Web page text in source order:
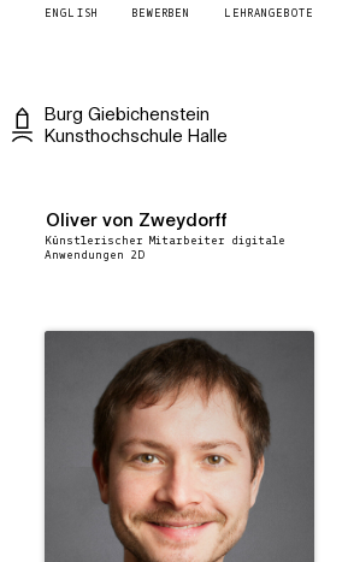
ENGLISH BEWERBEN LEHRANGEBOTE
Burg Giebichenstein
Kunsthochschule Halle
Oliver von Zweydorff
Künstlerischer Mitarbeiter digitale
Anwendungen 2D